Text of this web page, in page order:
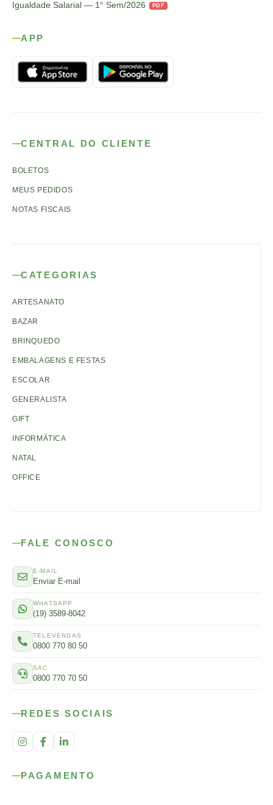
Igualdade Salarial — 1° Sem/2026
PDF
APP
CENTRAL DO CLIENTE
BOLETOS
MEUS PEDIDOS
NOTAS FISCAIS
CATEGORIAS
ARTESANATO
BAZAR
BRINQUEDO
EMBALAGENS E FESTAS
ESCOLAR
GENERALISTA
GIFT
INFORMÁTICA
NATAL
OFFICE
FALE CONOSCO
E-MAIL
Enviar E-mail
WHATSAPP
(19) 3589-8042
TELEVENDAS
0800 770 80 50
SAC
0800 770 70 50
REDES SOCIAIS
PAGAMENTO